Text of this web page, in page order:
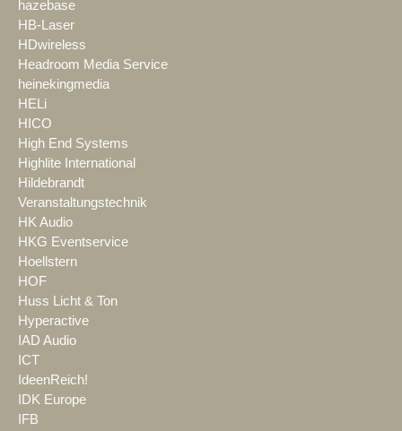
hazebase
HB-Laser
HDwireless
Headroom Media Service
heinekingmedia
HELi
HICO
High End Systems
Highlite International
Hildebrandt
Veranstaltungstechnik
HK Audio
HKG Eventservice
Hoellstern
HOF
Huss Licht & Ton
Hyperactive
IAD Audio
ICT
IdeenReich!
IDK Europe
IFB